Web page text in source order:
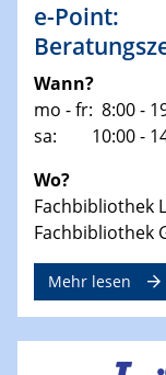
e-Point:
Wann?
mo - fr: 8:00 -
sa: 10:00 -
Wo?
Fachbibliothek
Fachbibliothek
Mehr lesen